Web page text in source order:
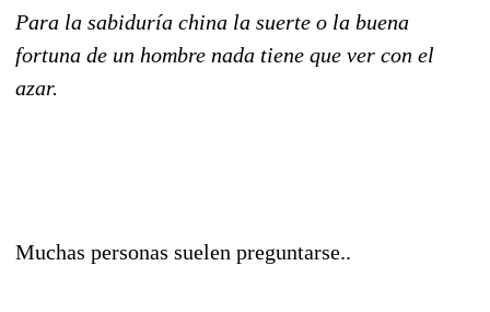
Para la sabiduría china la suerte o la buena
fortuna de un hombre nada tiene que ver con el
azar.
Muchas personas suelen preguntarse..